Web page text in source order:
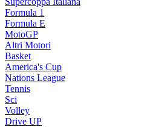
Formula 1
Formula E
MotoGP
Altri Motori
Basket
America's Cup
Nations League
Tennis
Sci
Volley
Drive UP